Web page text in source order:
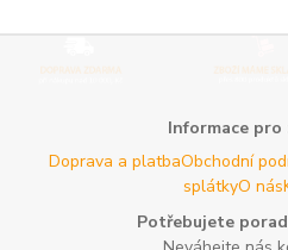
Informace pro
Doprava a platbaObchodní
splátkyO nás
Potřebujete